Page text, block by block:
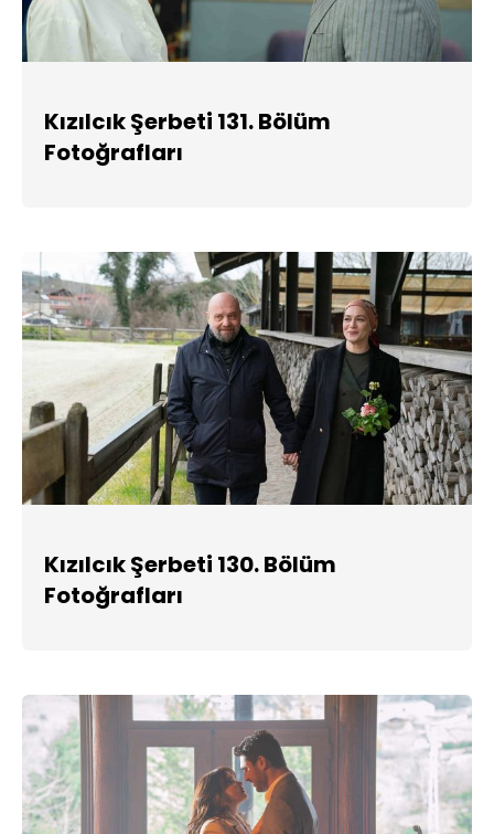
Kızılcık Şerbeti 131. Bölüm
Fotoğrafları
Kızılcık Şerbeti 130. Bölüm
Fotoğrafları